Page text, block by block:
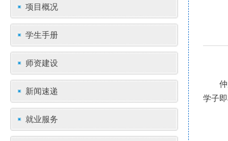
项目概况
学生手册
师资建设
新闻速递
就业服务
学子